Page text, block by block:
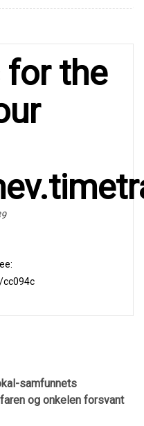
for the
cc094c
samfunnets
og onkelen forsvant